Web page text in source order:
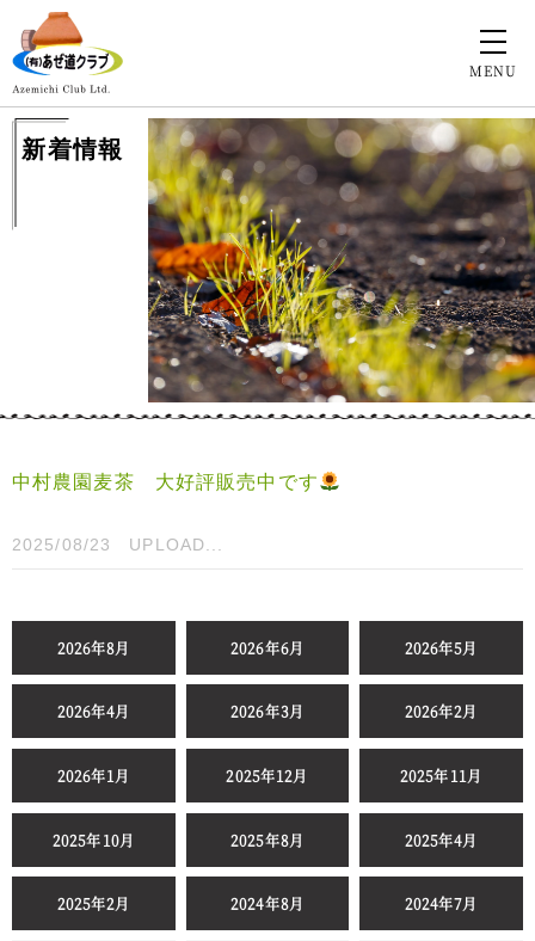
MENU
新着情報
中村農園麦茶 大好評販売中です
2025/08/23 UPLOAD...
2026年8月 2026年6月 2026年5月
2026年4月 2026年3月 2026年2月
2026年1月 2025年12月 2025年11月
2025年10月 2025年8月 2025年4月
2025年2月 2024年8月 2024年7月